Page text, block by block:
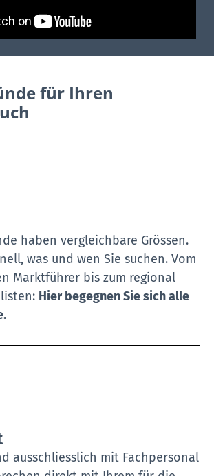
für Ihren
haben vergleichbare Grössen.
was und wen Sie suchen. Vom
Marktführer bis zum regional
Hier begegnen Sie sich alle
ausschliesslich mit Fachpersonal